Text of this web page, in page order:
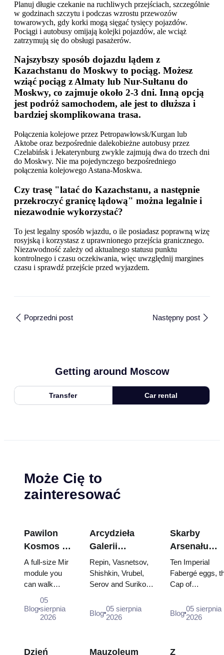
Planuj długie czekanie na ruchliwych przejściach, szczególnie
w godzinach szczytu i podczas wzrostu przewozów
towarowych, gdy korki mogą sięgać tysięcy pojazdów.
Pociągi i autobusy omijają kolejki pojazdów, ale wciąż
zatrzymują się do obsługi pasażerów.
Najszybszy sposób dojazdu lądem z
Kazachstanu do Moskwy to pociąg. Możesz
wziąć pociąg z Almaty lub Nur-Sułtanu do
Moskwy, co zajmuje około 2-3 dni. Inną opcją
jest podróż samochodem, ale jest to dłuższa i
bardziej skomplikowana trasa.
Połączenia kolejowe przez Petropawłowsk/Kurgan lub
Aktobe oraz bezpośrednie dalekobieżne autobusy przez
Czelabińsk i Jekaterynburg zwykle zajmują dwa do trzech dni
do Moskwy. Nie ma pojedynczego bezpośredniego
połączenia kolejowego Astana-Moskwa.
Czy trasę "latać do Kazachstanu, a następnie
przekroczyć granicę lądową" można legalnie i
niezawodnie wykorzystać?
To jest legalny sposób wjazdu, o ile posiadasz poprawną wizę
rosyjską i korzystasz z uprawnionego przejścia granicznego.
Niezawodność zależy od aktualnego statusu punktu
kontrolnego i czasu oczekiwania, więc uwzględnij margines
czasu i sprawdź przejście przed wyjazdem.
Poprzedni post Następny post
Getting around Moscow
Transfer Car rental
Może Cię to
zainteresować
Pawilon
Kosmos na
WDNCh:
Wewnątrz
największej
rosyjskiej
wystawy
A full-size Mir
module you
can walk
Energia–Buran
model,
capsules and
Blog
05
sierpnia
2026
Arcydzieła
Galerii
Tretiakowskiej:
Obrazy, dla
których warto
wizytę
Repin, Vasnetsov,
Shishkin, Vrubel,
Serov and Surikov
stop people, where
they hang, and why
Blog 05 sierpnia
2026
Skarby
Arsenału
Kremla:
Fabergé,
trony i szaty
Ten Imperial
Fabergé eggs,
Cap of
double throne of
two boy tsars
Catherine...
Blog05 sierpnia
2026
Dzień
Mauzoleum
Z